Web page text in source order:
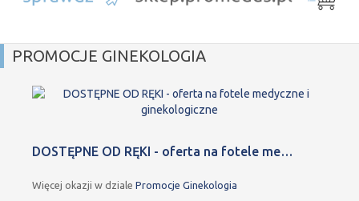
PROMOCJE GINEKOLOGIA
DOSTĘPNE OD RĘKI - oferta na fotele me…
Więcej okazji w dziale Promocje Ginekologia